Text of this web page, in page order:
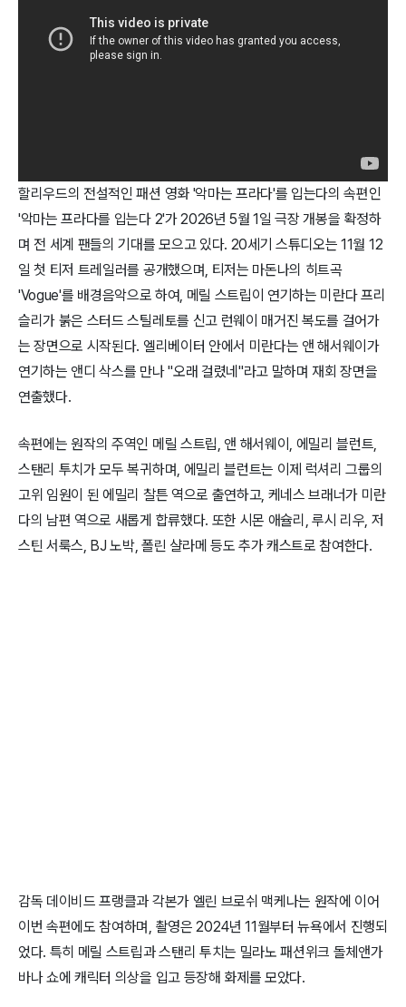
할리우드의 전설적인 패션 영화 '악마는 프라다'를 입는다의 속편인
'악마는 프라다를 입는다 2 '가 2026년 5월 1일 극장 개봉을 확정하
며 전 세계 팬들의 기대를 모으고 있다. 20세기 스튜디오는 11월 12
일 첫 티저 트레일러를 공개했으며, 티저는 마돈나의 히트곡
'Vogue'를 배경음악으로 하여, 메릴 스트립이 연기하는 미란다 프리
슬리가 붉은 스터드 스틸레토를 신고 런웨이 매거진 복도를 걸어가
는 장면으로 시작된다. 엘리베이터 안에서 미란다는 앤 해서웨이가
연기하는 앤디 삭스를 만나 "오래 걸렸네"라고 말하며 재회 장면을
연출했다.​
속편에는 원작의 주역인 메릴 스트립, 앤 해서웨이, 에밀리 블런트,
스탠리 투치가 모두 복귀하며, 에밀리 블런트는 이제 럭셔리 그룹의
고위 임원이 된 에밀리 찰튼 역으로 출연하고, 케네스 브래너가 미란
다의 남편 역으로 새롭게 합류했다. 또한 시몬 애슐리, 루시 리우, 저
스틴 서룩스, BJ 노박, 폴린 샬라메 등도 추가 캐스트로 참여한다.​
감독 데이비드 프랭클과 각본가 엘린 브로쉬 맥케나는 원작에 이어
이번 속편에도 참여하며, 촬영은 2024년 11월부터 뉴욕에서 진행되
었다. 특히 메릴 스트립과 스탠리 투치는 밀라노 패션위크 돌체앤가
바나 쇼에 캐릭터 의상을 입고 등장해 화제를 모았다.​